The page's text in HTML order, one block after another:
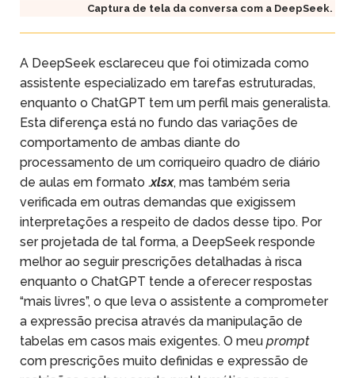
Captura de tela da conversa com a DeepSeek.
A DeepSeek esclareceu que foi otimizada como
assistente especializado em tarefas estruturadas,
enquanto o ChatGPT tem um perfil mais generalista.
Esta diferença está no fundo das variações de
comportamento de ambas diante do
processamento de um corriqueiro quadro de diário
de aulas em formato .xlsx, mas também seria
verificada em outras demandas que exigissem
interpretações a respeito de dados desse tipo. Por
ser projetada de tal forma, a DeepSeek responde
melhor ao seguir prescrições detalhadas à risca
enquanto o ChatGPT tende a oferecer respostas
“mais livres”, o que leva o assistente a comprometer
a expressão precisa através da manipulação de
tabelas em casos mais exigentes. O meu prompt
com prescrições muito definidas e expressão de